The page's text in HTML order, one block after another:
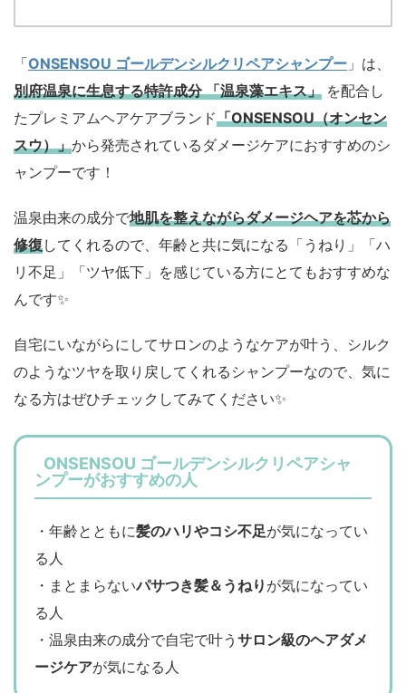
「ONSENSOU ゴールデンシルクリペアシャンプー 」は、
別府温泉に生息する特許成分 「温泉藻エキス」 を配合し
たプレミアムヘアケアブランド「ONSENSOU（オンセン
スウ）」から発売されているダメージケアにおすすめのシ
ャンプーです！
温泉由来の成分で地肌を整えながらダメージヘアを芯から
修復してくれるので、年齢と共に気になる「うねり」「ハ
リ不足」「ツヤ低下」を感じている方にとてもおすすめな
んです✨️
自宅にいながらにしてサロンのようなケアが叶う、シルク
のようなツヤを取り戻してくれるシャンプーなので、気に
なる方はぜひチェックしてみてください✨
ONSENSOU ゴールデンシルクリペアシャ
ンプーがおすすめの人
・年齢とともに髪のハリやコシ不足が気になってい
る人
・まとまらないパサつき髪＆うねり が気になってい
る人
・温泉由来の成分で自宅で叶う サロン級のヘアダメ
ージケアが気になる人